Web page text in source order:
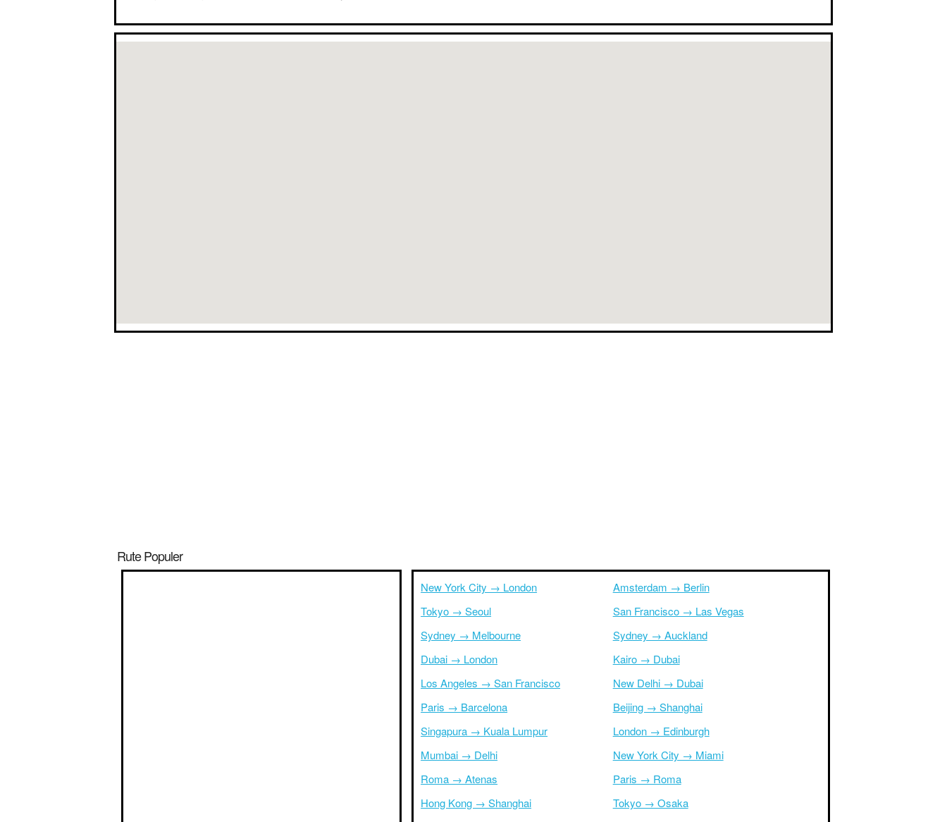
Rute Populer
New York City → London
Tokyo → Seoul
Sydney → Melbourne
Dubai → London
Los Angeles → San Francisco
Paris → Barcelona
Singapura → Kuala Lumpur
Mumbai → Delhi
Roma → Atenas
Hong Kong → Shanghai
Amsterdam → Berlin
San Francisco → Las Vegas
Sydney → Auckland
Kairo → Dubai
New Delhi → Dubai
Beijing → Shanghai
London → Edinburgh
New York City → Miami
Paris → Roma
Tokyo → Osaka